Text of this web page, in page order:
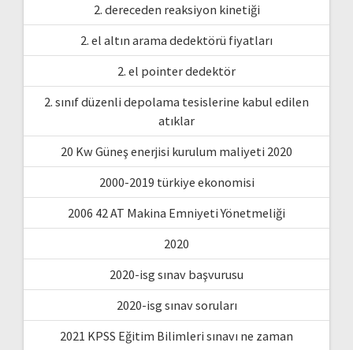
2. dereceden reaksiyon kinetiği
2. el altın arama dedektörü fiyatları
2. el pointer dedektör
2. sınıf düzenli depolama tesislerine kabul edilen
atıklar
20 Kw Güneş enerjisi kurulum maliyeti 2020
2000-2019 türkiye ekonomisi
2006 42 AT Makina Emniyeti Yönetmeliği
2020
2020-isg sınav başvurusu
2020-isg sınav soruları
2021 KPSS Eğitim Bilimleri sınavı ne zaman